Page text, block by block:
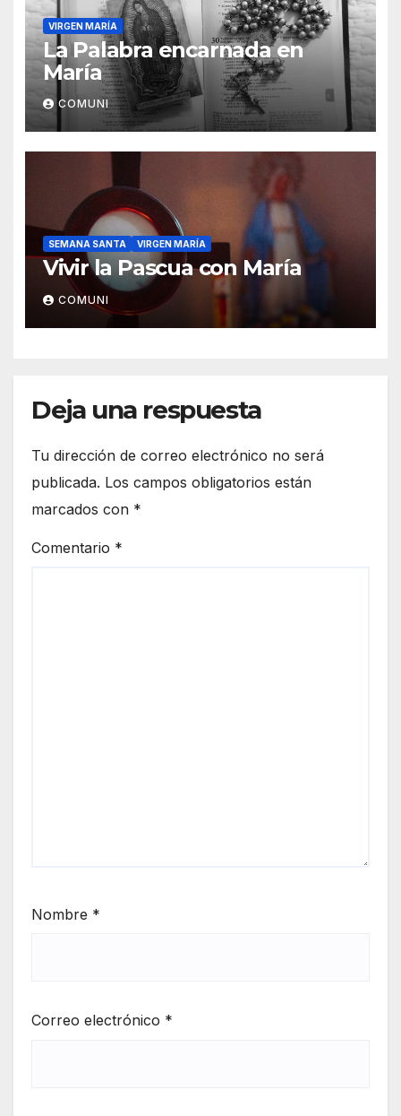
VIRGEN MARÍA
La Palabra encarnada en
María
COMUNI
SEMANA SANTA VIRGEN MARÍA
Vivir la Pascua con María
COMUNI
Deja una respuesta
Tu dirección de correo electrónico no será
publicada. Los campos obligatorios están
marcados con *
Comentario *
Nombre *
Correo electrónico *